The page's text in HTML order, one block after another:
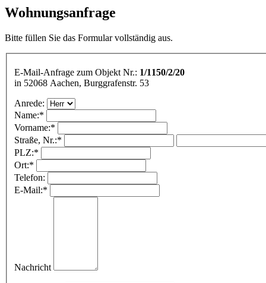
Wohnungsanfrage
Bitte füllen Sie das Formular vollständig aus.
E-Mail-Anfrage zum Objekt Nr.: 1/1150/2/20
in 52068 Aachen, Burggrafenstr. 53
Anrede:
Name:*
Vorname:*
Straße, Nr.:*
PLZ:*
Ort:*
Telefon:
E-Mail:*
Nachricht